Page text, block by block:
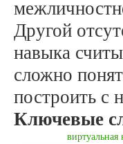
Другой
навыка
сложно
построить с
Ключевые